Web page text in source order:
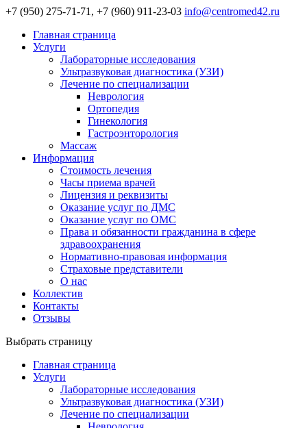
+7 (950) 275-71-71, +7 (960) 911-23-03 info@centromed42.ru
Главная страница
Услуги
Лабораторные исследования
Ультразвуковая диагностика (УЗИ)
Лечение по специализации
Неврология
Ортопедия
Гинекология
Гастроэнторология
Массаж
Информация
Стоимость лечения
Часы приема врачей
Лицензия и реквизиты
Оказание услуг по ДМС
Оказание услуг по ОМС
Права и обязанности гражданина в сфере
здравоохранения
Нормативно-правовая информация
Страховые представители
О нас
Коллектив
Контакты
Отзывы
Выбрать страницу
Главная страница
Услуги
Лабораторные исследования
Ультразвуковая диагностика (УЗИ)
Лечение по специализации